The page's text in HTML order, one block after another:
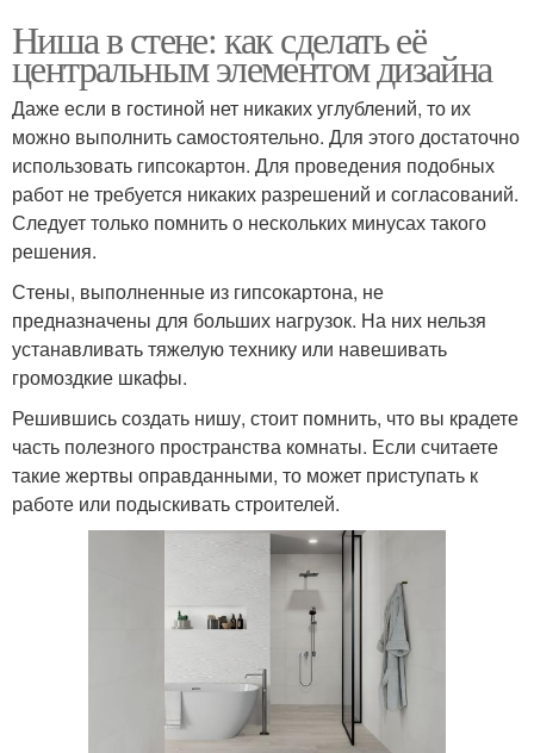
Ниша в стене: как сделать её
центральным элементом дизайна
Даже если в гостиной нет никаких углублений, то их
можно выполнить самостоятельно. Для этого достаточно
использовать гипсокартон. Для проведения подобных
работ не требуется никаких разрешений и согласований.
Следует только помнить о нескольких минусах такого
решения.
Стены, выполненные из гипсокартона, не
предназначены для больших нагрузок. На них нельзя
устанавливать тяжелую технику или навешивать
громоздкие шкафы.
Решившись создать нишу, стоит помнить, что вы крадете
часть полезного пространства комнаты. Если считаете
такие жертвы оправданными, то может приступать к
работе или подыскивать строителей.